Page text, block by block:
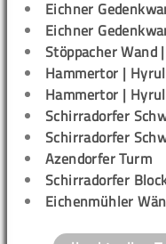
Eichner
Eichner
Stöppacher Wand
Hammertor |
Hammertor |
Schirradorfer
Schirradorfer
Azendorfer Turm
Schirradorfer
Eichenmühler